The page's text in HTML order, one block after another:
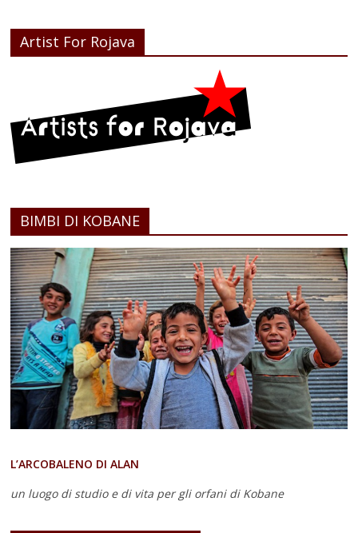
Artist For Rojava
BIMBI DI KOBANE
L’ARCOBALENO DI ALAN
un luogo di studio e di vita per gli orfani di Kobane